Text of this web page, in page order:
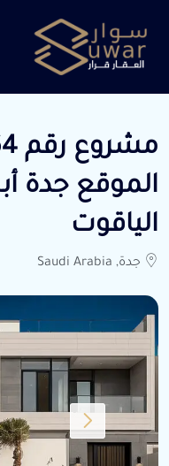
الموقع جدة
الياقوت
جدة, Saudi Arabia